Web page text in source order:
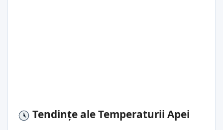
Tendințe ale Temperaturii Apei